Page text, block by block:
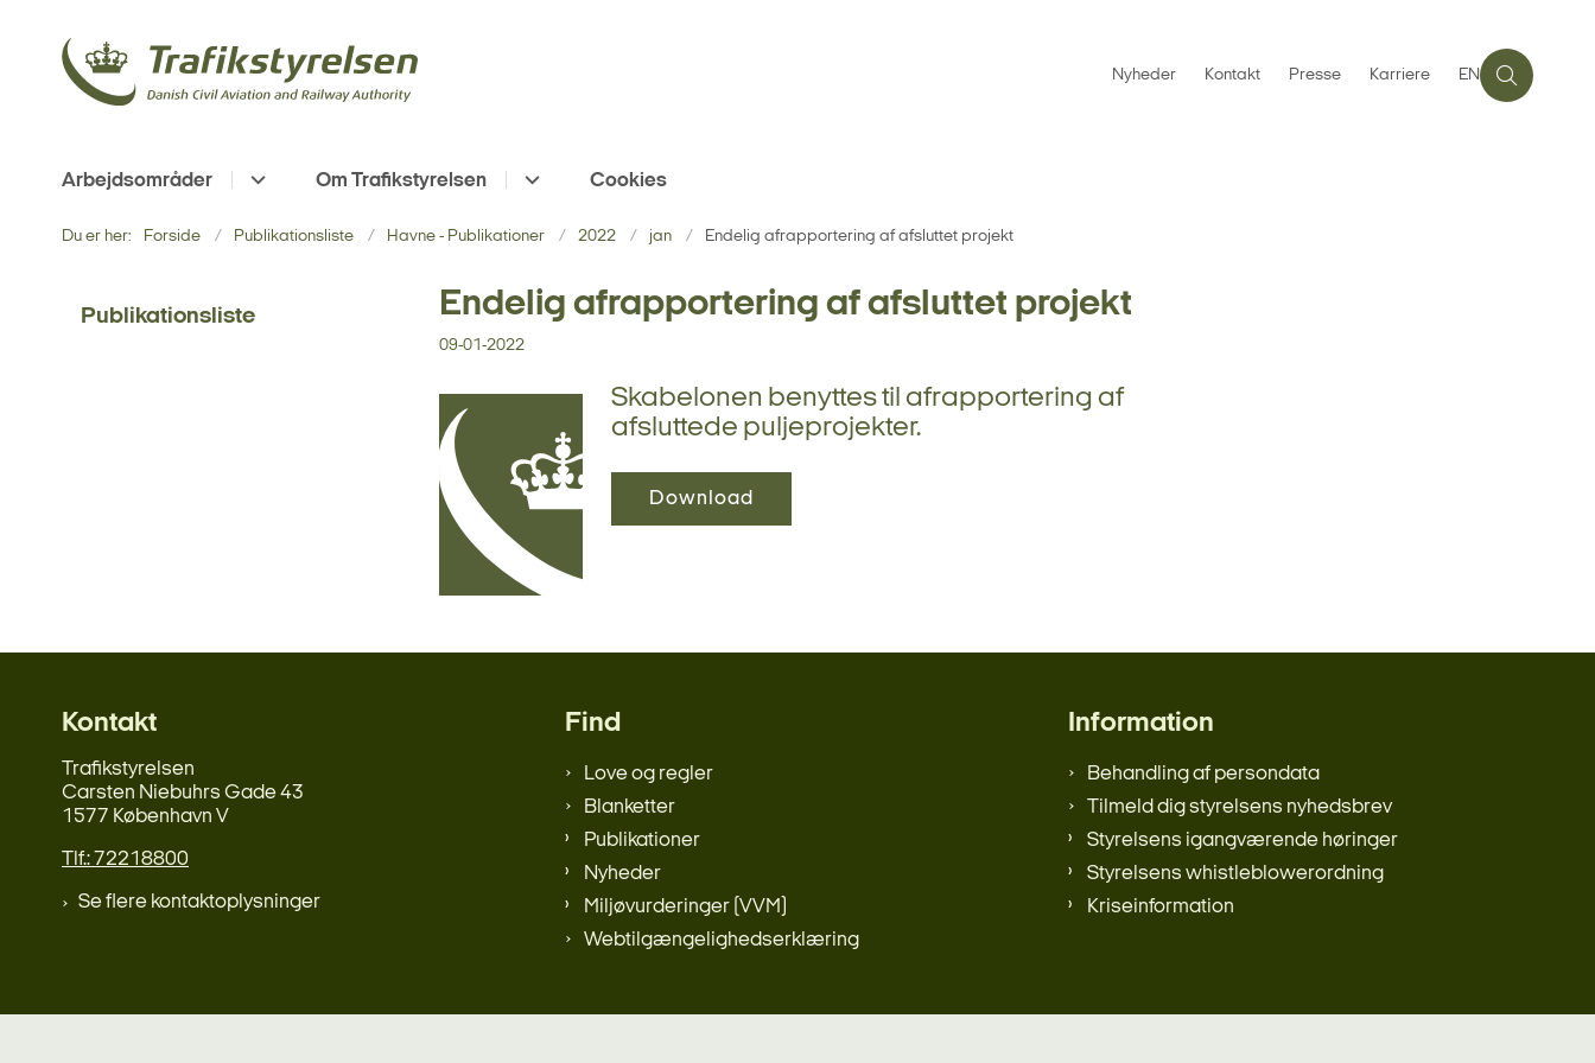
Nyheder Kontakt Presse Karriere EN
Arbejdsområder Om Trafikstyrelsen Cookies
Du er her: Forside Publikationsliste Havne - Publikationer 2022 jan Endelig afrapportering af afsluttet projekt
Publikationsliste Endelig afrapportering af afsluttet projekt
09-01-2022
Skabelonen benyttes til afrapportering af
afsluttede puljeprojekter.
Download
Kontakt
Trafikstyrelsen
Carsten Niebuhrs Gade 43
1577 København V
Tlf.: 72218800
Se flere kontaktoplysninger
Find
Love og regler
Blanketter
Publikationer
Nyheder
Miljøvurderinger (VVM)
Webtilgængelighedserklæring
Information
Behandling af persondata
Tilmeld dig styrelsens nyhedsbrev
Styrelsens igangværende høringer
Styrelsens whistleblowerordning
Kriseinformation